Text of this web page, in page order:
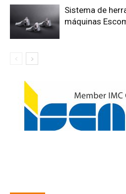
Sistema de
máquinas